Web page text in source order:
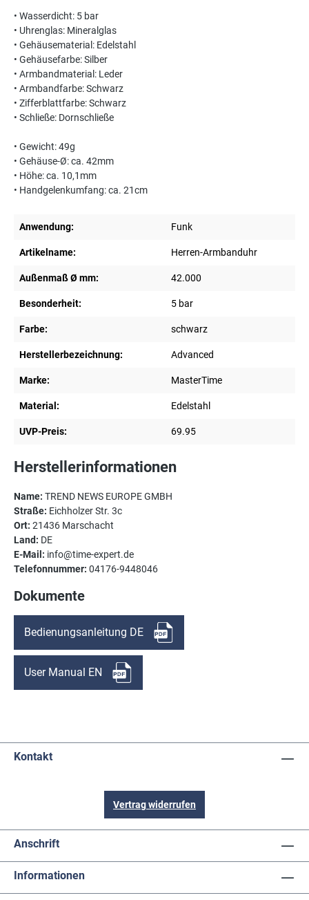
• Wasserdicht: 5 bar
• Uhrenglas: Mineralglas
• Gehäusematerial: Edelstahl
• Gehäusefarbe: Silber
• Armbandmaterial: Leder
• Armbandfarbe: Schwarz
• Zifferblattfarbe: Schwarz
• Schließe: Dornschließe
• Gewicht: 49g
• Gehäuse-Ø: ca. 42mm
• Höhe: ca. 10,1mm
• Handgelenkumfang: ca. 21cm
Anwendung: Funk
Artikelname: Herren-Armbanduhr
Außenmaß Ø mm: 42.000
Besonderheit: 5 bar
Farbe: schwarz
Herstellerbezeichnung: Advanced
Marke: MasterTime
Material: Edelstahl
UVP-Preis: 69.95
Herstellerinformationen
Name: TREND NEWS EUROPE GMBH
Straße: Eichholzer Str. 3c
Ort: 21436 Marschacht
Land: DE
E-Mail: info@time-expert.de
Telefonnummer: 04176-9448046
Dokumente
Bedienungsanleitung DE
User Manual EN
Kontakt
Vertrag widerrufen
Anschrift
Informationen